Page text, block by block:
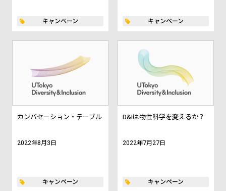
キャンペーン キャンペーン
カンバセーション・テーブル
2022年8月3日
キャンペーン
D&Iは物性科学を変えるか？
2022年7月27日
キャンペーン